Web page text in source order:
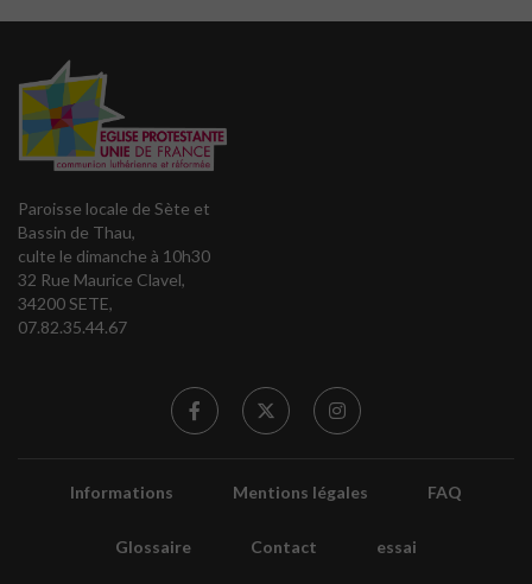
Paroisse locale de Sète et
Bassin de Thau,
culte le dimanche à 10h30
32 Rue Maurice Clavel,
34200 SETE,
07.82.35.44.67
Informations Mentions légales FAQ
Glossaire Contact essai